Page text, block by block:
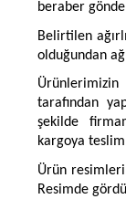
beraber
Belirtilen
olduğundan
tarafından
şekilde
kargoya
Ürün
Resimde